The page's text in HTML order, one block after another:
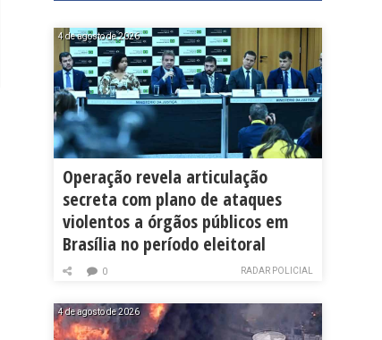
4 de agosto de 2026
Operação revela articulação
secreta com plano de ataques
violentos a órgãos públicos em
Brasília no período eleitoral
RADAR POLICIAL
0
4 de agosto de 2026